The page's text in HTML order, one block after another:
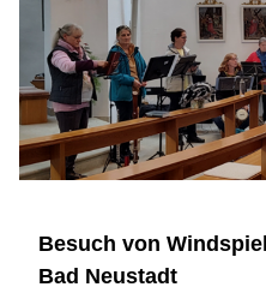
Besuch von
Bad Neustadt